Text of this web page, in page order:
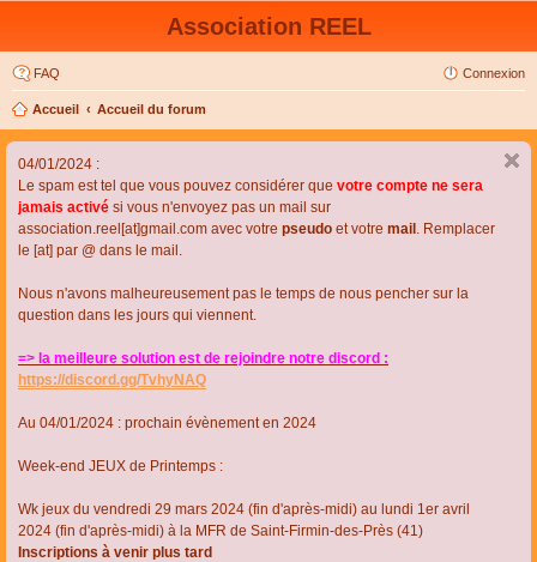
Association REEL
FAQ Connexion
Accueil Accueil du forum
04/01/2024 :
Le spam est tel que vous pouvez considérer que votre compte ne sera
jamais activé si vous n'envoyez pas un mail sur
association.reel[at]gmail.com avec votre pseudo et votre mail . Remplacer
le [at] par @ dans le mail.
Nous n'avons malheureusement pas le temps de nous pencher sur la
question dans les jours qui viennent.
=> la meilleure solution est de rejoindre notre discord :
https://discord.gg/TvhyNAQ
Au 04/01/2024 : prochain évènement en 2024
Week-end JEUX de Printemps :
Wk jeux du vendredi 29 mars 2024 (fin d'après-midi) au lundi 1er avril
2024 (fin d'après-midi) à la MFR de Saint-Firmin-des-Près (41)
Inscriptions à venir plus tard